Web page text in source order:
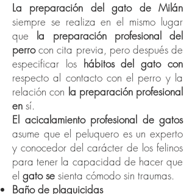
La preparación del gato de Milán
siempre se realiza en el mismo lugar
que la preparación profesional del
perrocon cita previa, pero después de
especificar los hábitos del gato con
respecto al contacto con el perro y la
relación con la preparación profesional
en sí.
El acicalamiento profesional de gatos
asume que el peluquero es un experto
y conocedor del carácter de los felinos
para tener la capacidad de hacer que
el gato se sienta cómodo sin traumas.
Baño de plaguicidas